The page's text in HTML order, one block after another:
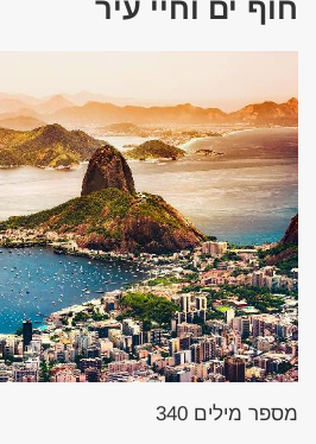
חוף ים וחיי עיר
מספר מילים 340